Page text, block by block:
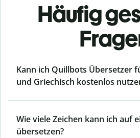
Häufig
Kann ich Quillbots Übersetzer
und Griechisch kostenlos
Wie viele Zeichen kann ich auf
übersetzen?